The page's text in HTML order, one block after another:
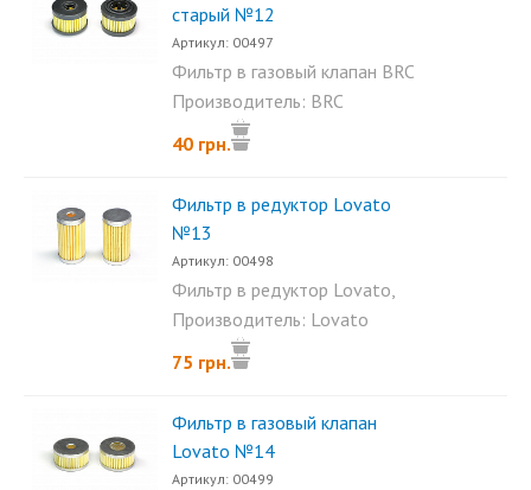
старый №12
Артикул: 00497
Фильтр в газовый клапан BRC
старый. Размеры:...
Производитель: BRC
40 грн.
Фильтр в редуктор Lovato
№13
Артикул: 00498
Фильтр в редуктор Lovato,
используется для...
Производитель: Lovato
75 грн.
Фильтр в газовый клапан
Lovato №14
Артикул: 00499